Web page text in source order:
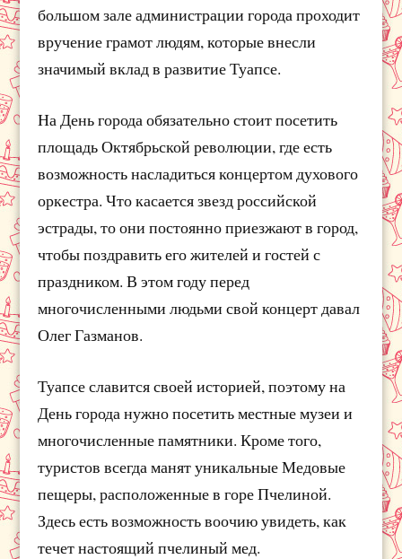
большом зале администрации города проходит
вручение грамот людям, которые внесли
значимый вклад в развитие Туапсе.
На День города обязательно стоит посетить
площадь Октябрьской революции, где есть
возможность насладиться концертом духового
оркестра. Что касается звезд российской
эстрады, то они постоянно приезжают в город,
чтобы поздравить его жителей и гостей с
праздником. В этом году перед
многочисленными людьми свой концерт давал
Олег Газманов.
Туапсе славится своей историей, поэтому на
День города нужно посетить местные музеи и
многочисленные памятники. Кроме того,
туристов всегда манят уникальные Медовые
пещеры, расположенные в горе Пчелиной.
Здесь есть возможность воочию увидеть, как
течет настоящий пчелиный мед.